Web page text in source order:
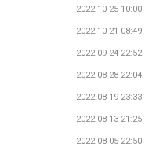
2022-10-25 10:00
2022-10-21 08:49
2022-09-24 22:52
2022-08-28 22:04
2022-08-19 23:33
2022-08-13 21:25
2022-08-05 22:50